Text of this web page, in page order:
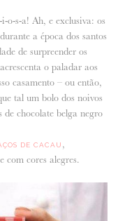
o-s-a! Ah, e exclusiva: os
a época dos santos
de surpreender os
o paladar aos
casamento – ou então,
tal um bolo dos noivos
de chocolate belga negro
DE CACAU ,
com cores alegres.